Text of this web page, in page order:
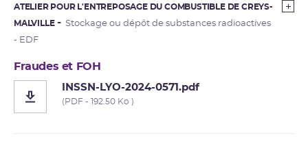
ATELIER POUR L'ENTREPOSAGE DU COMBUSTIBLE DE CREYS-
MALVILLE
Stockage ou dépôt de substances radioactives
- EDF
Fraudes et FOH
INSSN-LYO-2024-0571.pdf
(PDF - 192.50 Ko )